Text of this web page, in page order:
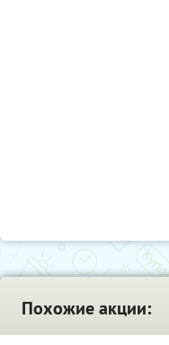
Похожие акции: